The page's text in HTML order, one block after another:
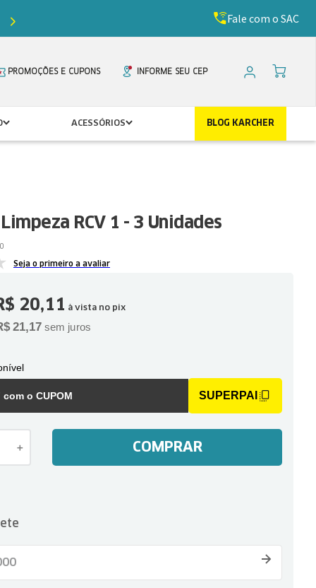
de desconto com o cupomFale com o SAC
PROMOÇÕES E CUPONS INFORME SEU CEP
ACESSÓRIOS BLOG KARCHER
RCV 1 - 3 Unidades
Seja o primeiro a avaliar
20,11 à vista no pix
21,17 sem juros
com o CUPOM SUPERPAI
＋ COMPRAR